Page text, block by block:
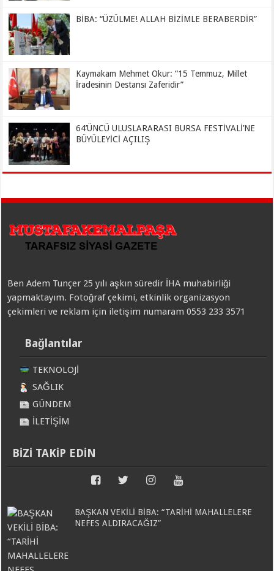
BİBA: “ÜZÜLME! ALLAH BİZİMLE BERABERDİR”
Kaymakam Mehmet Okur: “15 Temmuz, Millet
İradesinin Destansı Zaferidir”
64’ÜNCÜ ULUSLARARASI BURSA FESTİVALİ’NE
BÜYÜLEYİCİ AÇILIŞ
Ben Adem Tunçer 25 yılı aşkın süredir İHA muhabirliği
yapmaktayım. Fotoğraf çekimi, etkinlik organizasyon
çekimleri ve reklam için iletişim numaram 0553 233 3571
Bağlantılar
TEKNOLOJİ
SAĞLIK
GÜNDEM
İLETİŞİM
BİZİ TAKİP EDİN
BAŞKAN VEKİLİ BİBA: “TARİHİ MAHALLELERE
NEFES ALDIRACAĞIZ”